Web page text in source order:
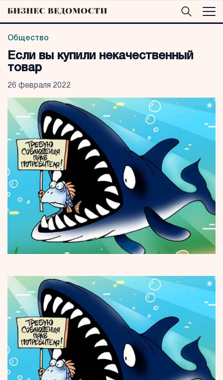
Общество
Если вы купили некачественный
товар
26 февраля 2022